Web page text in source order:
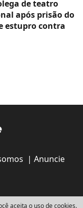
de teatro
após prisão do
estupro contra
| Anuncie
aceita o uso de cookies.